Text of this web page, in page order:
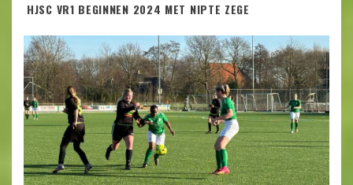
HJSC VR1 BEGINNEN 2024 MET NIPTE ZEGE